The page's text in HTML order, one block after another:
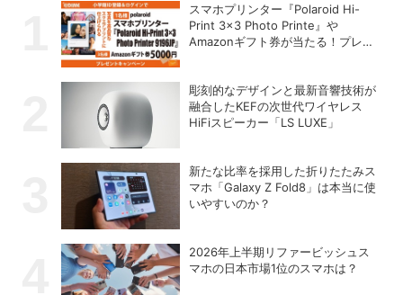
スマホプリンター『Polaroid Hi-
Print 3×3 Photo Printe』や
Amazonギフト券が当たる！プレゼ
彫刻的なデザインと最新音響技術が
融合したKEFの次世代ワイヤレス
HiFiスピーカー「LS LUXE」
新たな比率を採用した折りたたみス
マホ「Galaxy Z Fold8」は本当に使
いやすいのか？
2026年上半期リファービッシュス
マホの日本市場1位のスマホは？